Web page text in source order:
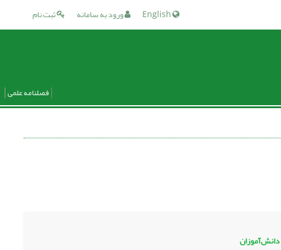
ثبت نام ورود به سامانه
فصلنامه علمی